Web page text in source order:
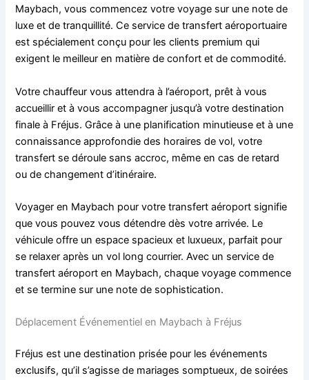
Maybach, vous commencez votre voyage sur une note de
luxe et de tranquillité. Ce service de transfert aéroportuaire
est spécialement conçu pour les clients premium qui
exigent le meilleur en matière de confort et de commodité.
Votre chauffeur vous attendra à l’aéroport, prêt à vous
accueillir et à vous accompagner jusqu’à votre destination
finale à Fréjus. Grâce à une planification minutieuse et à une
connaissance approfondie des horaires de vol, votre
transfert se déroule sans accroc, même en cas de retard
ou de changement d’itinéraire.
Voyager en Maybach pour votre transfert aéroport signifie
que vous pouvez vous détendre dès votre arrivée. Le
véhicule offre un espace spacieux et luxueux, parfait pour
se relaxer après un vol long courrier. Avec un service de
transfert aéroport en Maybach, chaque voyage commence
et se termine sur une note de sophistication.
Déplacement Événementiel en Maybach à Fréjus
Fréjus est une destination prisée pour les événements
exclusifs, qu’il s’agisse de mariages somptueux, de soirées